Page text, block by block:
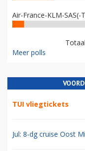
Air-France-KLM-SAS(-
Meer polls
TUI vliegtickets
Jul: 8-dg cruise Oost